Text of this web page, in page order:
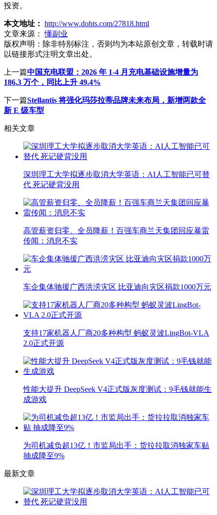
投资。
本文地址： http://www.dohts.com/27818.html
文章来源：
懂副业
版权声明： 除非特别标注，否则均为本站原创文章，转载时请
以链接形式注明文章出处。
上一篇中国充电联盟：2026 年 1-4 月充电基础设施增量为
186.3 万个，同比上升 49.4%
下一篇Stellantis 将强化玛莎拉蒂品牌未来布局，新增两款全
新 E 级车型
相关文章
深圳理工大学拟逐步取消大学英语：AI人工智能已可替
代 死记硬背没用
高管薪资归零、全员降薪！百强车商兰天集团回应暴雷
传闻：消息不实
车企集体驰援广西洪涝灾区 比亚迪向灾区捐款1000万元
支持17家机器人厂商20多种构型 蚂蚁灵波LingBot-VLA
2.0正式开源
性能大提升 DeepSeek V4正式版灰度测试：9毛钱就能生
成游戏
为司机减负超13亿！市监局出手：货拉拉取消独家车贴
抽成降至9%
最新文章